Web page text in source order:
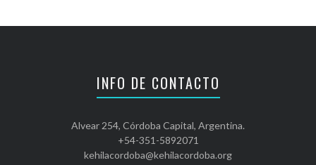
INFO DE CONTACTO
Alvear 254, Córdoba Capital, Argentina.
+54-351-5892071
kehilacordoba@kehilacordoba.org